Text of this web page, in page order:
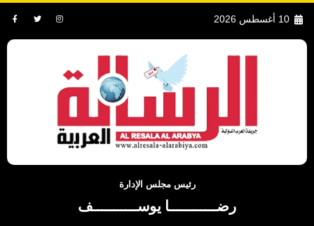
10 أغسطس 2026
رئيس مجلس الإدارة
رضــــــــــــا يوســـــــــــف